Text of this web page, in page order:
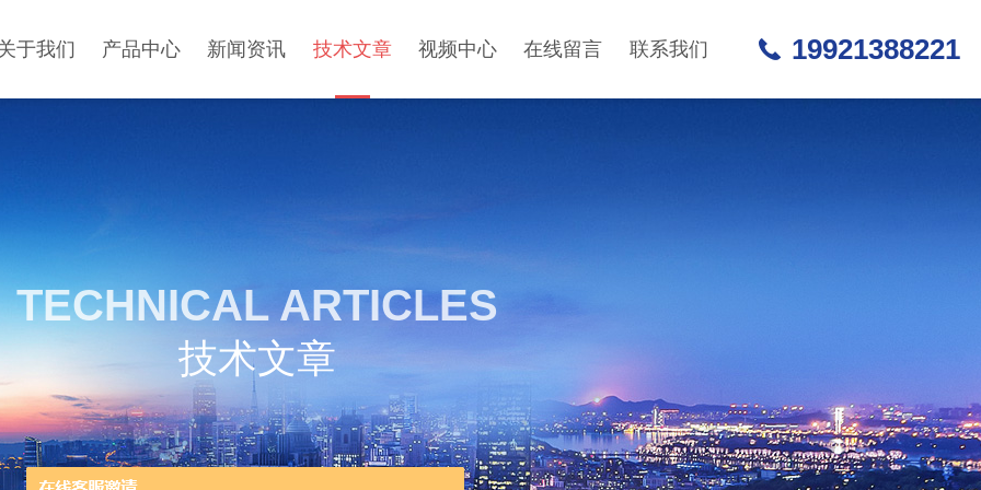
于我们 产品中心 新闻资讯 技术文章 视频中心 在线留言 联系我们 19921388221
TECHNICAL ARTICLES
技术文章